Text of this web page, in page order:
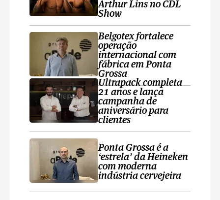
Arthur Lins no CDL
Show
Belgotex fortalece
operação
internacional com
fábrica em Ponta
Grossa
Ultrapack completa
21 anos e lança
campanha de
aniversário para
clientes
Ponta Grossa é a
‘estrela’ da Heineken
com moderna
indústria cervejeira